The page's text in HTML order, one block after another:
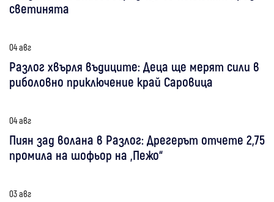
светинята
04 авг
Разлог хвърля въдиците: Деца ще мерят сили в
риболовно приключение край Саровица
04 авг
Пиян зад волана в Разлог: Дрегерът отчете 2,75
промила на шофьор на „Пежо“
03 авг